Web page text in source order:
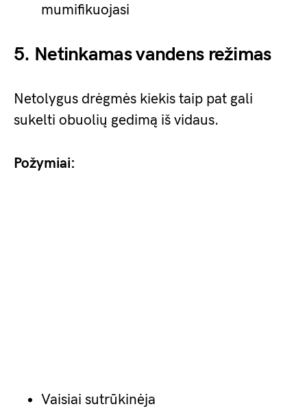
mumifikuojasi
5. Netinkamas vandens režimas
Netolygus drėgmės kiekis taip pat gali
sukelti obuolių gedimą iš vidaus.
Požymiai:
Vaisiai sutrūkinėja